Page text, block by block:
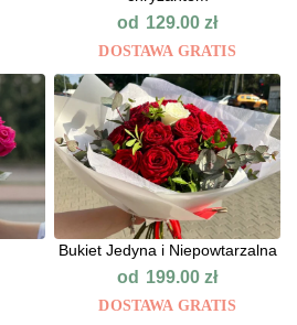
od 129.00zł
DOSTAWA GRATIS
Bukiet Jedyna i Niepowtarzalna
od 199.00zł
DOSTAWA GRATIS